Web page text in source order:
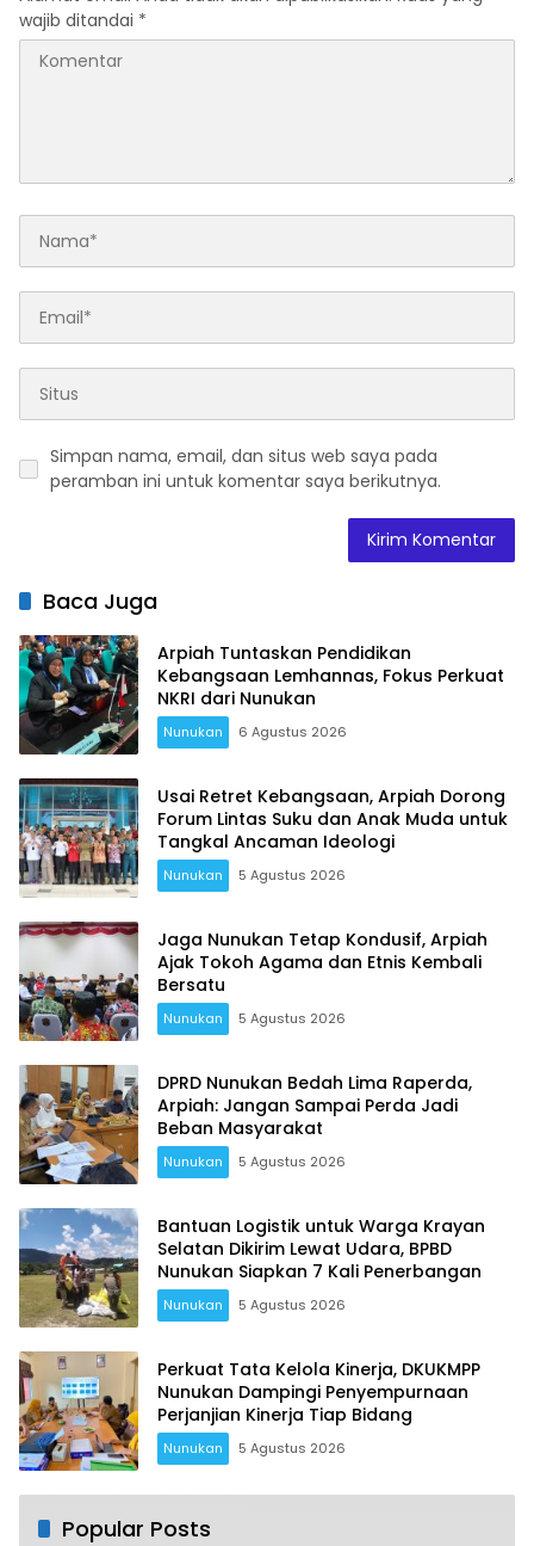
wajib ditandai *
Simpan nama, email, dan situs web saya pada
peramban ini untuk komentar saya berikutnya.
Baca Juga
Arpiah Tuntaskan Pendidikan
Kebangsaan Lemhannas, Fokus Perkuat
NKRI dari Nunukan
Nunukan 6 Agustus 2026
Usai Retret Kebangsaan, Arpiah Dorong
Forum Lintas Suku dan Anak Muda untuk
Tangkal Ancaman Ideologi
Nunukan 5 Agustus 2026
Jaga Nunukan Tetap Kondusif, Arpiah
Ajak Tokoh Agama dan Etnis Kembali
Bersatu
Nunukan 5 Agustus 2026
DPRD Nunukan Bedah Lima Raperda,
Arpiah: Jangan Sampai Perda Jadi
Beban Masyarakat
Nunukan 5 Agustus 2026
Bantuan Logistik untuk Warga Krayan
Selatan Dikirim Lewat Udara, BPBD
Nunukan Siapkan 7 Kali Penerbangan
Nunukan 5 Agustus 2026
Perkuat Tata Kelola Kinerja, DKUKMPP
Nunukan Dampingi Penyempurnaan
Perjanjian Kinerja Tiap Bidang
Nunukan 5 Agustus 2026
Popular Posts